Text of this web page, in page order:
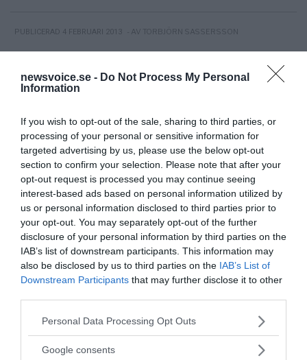
newsvoice.se - Do Not Process My Personal
Information
If you wish to opt-out of the sale, sharing to third parties, or
processing of your personal or sensitive information for
targeted advertising by us, please use the below opt-out
section to confirm your selection. Please note that after your
opt-out request is processed you may continue seeing
interest-based ads based on personal information utilized by
us or personal information disclosed to third parties prior to
your opt-out. You may separately opt-out of the further
disclosure of your personal information by third parties on the
IAB’s list of downstream participants. This information may
also be disclosed by us to third parties on the IAB’s List of
Downstream Participants that may further disclose it to other
Please note that this website/app uses one or more Google
not limited to your visit or usage behaviour. You may click to
Personal Data Processing Opt Outs
Google consents
PUBLICERAD 4 FEBRUARI 2013 - AV TORBJÖRN SASSERSSON
för radio och TV
expert på vaccinskador
VÅRDINDUSTRIN
Gardasil - Foto: Torbjörn Sassersson[/caption] DEBATT.
Granskningsnämnden för radio och TV (GRN)...
PUBLICERAD 7 JULI 2024 - AV NEWSVOICE REDAKTION
Partiet MoD anmäler SVT-inslag till
Granskningsnämnden
MEDIA Hannah Pollack Sarnecki, forskare FOI, säger i
ett SVT-inslag att det som förenar de som arrangerar
demonstrationer mot vaccinpass, public...
Ulrika Hjalmarson Neidemans SR-reportage fälldes
Granskningsnämnden